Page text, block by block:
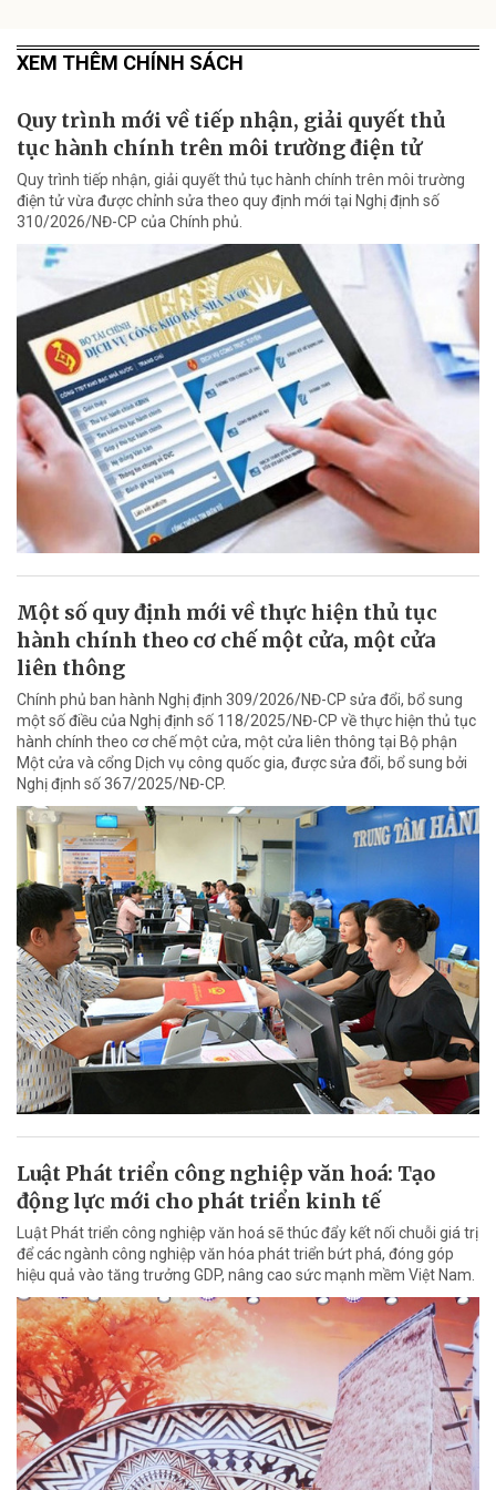
XEM THÊM CHÍNH SÁCH
Quy trình mới về tiếp nhận, giải quyết thủ
tục hành chính trên môi trường điện tử
Quy trình tiếp nhận, giải quyết thủ tục hành chính trên môi trường
điện tử vừa được chỉnh sửa theo quy định mới tại Nghị định số
310/2026/NĐ-CP của Chính phủ.
Một số quy định mới về thực hiện thủ tục
hành chính theo cơ chế một cửa, một cửa
liên thông
Chính phủ ban hành Nghị định 309/2026/NĐ-CP sửa đổi, bổ sung
một số điều của Nghị định số 118/2025/NĐ-CP về thực hiện thủ tục
hành chính theo cơ chế một cửa, một cửa liên thông tại Bộ phận
Một cửa và cổng Dịch vụ công quốc gia, được sửa đổi, bổ sung bởi
Nghị định số 367/2025/NĐ-CP.
Luật Phát triển công nghiệp văn hoá: Tạo
động lực mới cho phát triển kinh tế
Luật Phát triển công nghiệp văn hoá sẽ thúc đẩy kết nối chuỗi giá trị
để các ngành công nghiệp văn hóa phát triển bứt phá, đóng góp
hiệu quả vào tăng trưởng GDP, nâng cao sức mạnh mềm Việt Nam.